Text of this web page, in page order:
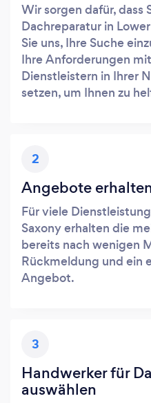
Wir sorgen dafür, dass
Dachreparatur in
Sie uns, Ihre Suche
Ihre Anforderungen
Dienstleistern in Ihrer
setzen, um Ihnen zu
2
Angebote
Für viele
Saxony erhalten die
bereits nach wenigen
Rückmeldung und ein
Angebot.
3
Handwerker für
auswählen